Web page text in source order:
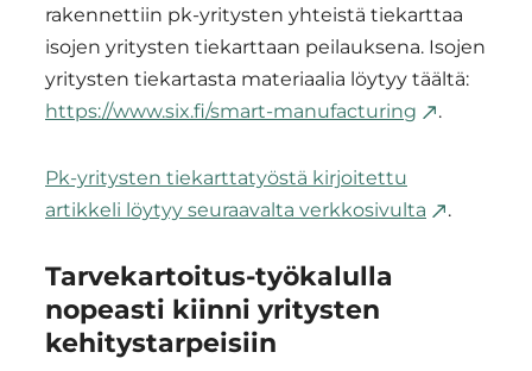
rakennettiin pk-yritysten yhteistä tiekarttaa
isojen yritysten tiekarttaan peilauksena. Isojen
yritysten tiekartasta materiaalia löytyy täältä:
https://www.six.fi/smart-manufacturing
.
Pk-yritysten tiekarttatyöstä kirjoitettu
artikkeli löytyy seuraavalta verkkosivulta
.
Tarvekartoitus-työkalulla
nopeasti kiinni yritysten
kehitystarpeisiin